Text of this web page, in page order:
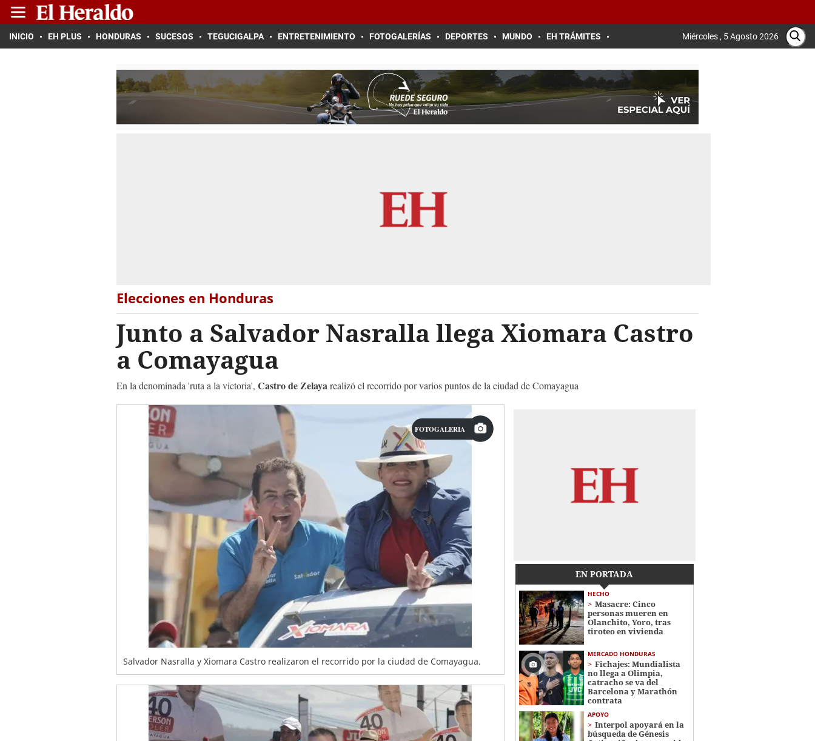
INICIO EH PLUS HONDURAS SUCESOS TEGUCIGALPA ENTRETENIMIENTO FOTOGALERÍAS DEPORTES MUNDO EH TRÁMITES Miércoles , 5 Agosto 2026
Elecciones en Honduras
Junto a Salvador Nasralla llega Xiomara Castro
a Comayagua
En la denominada 'ruta a la victoria', Castro de Zelayarealizó el recorrido por varios puntos de la ciudad de Comayagua
FOTOGALERÍA
Salvador Nasralla y Xiomara Castro realizaron el recorrido por la ciudad de Comayagua.
EN PORTADA
HECHO
Masacre: Cinco
personas mueren en
Olanchito, Yoro, tras
tiroteo en vivienda
MERCADO HONDURAS
Fichajes: Mundialista
no llega a Olimpia,
catracho se va del
Barcelona y Marathón
contrata
APOYO
Interpol apoyará en la
búsqueda de Génesis